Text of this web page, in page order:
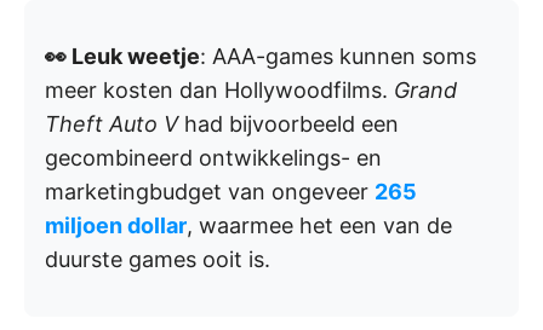
👀 Leuk weetje: AAA-games kunnen soms
meer kosten dan Hollywoodfilms. Grand
Theft Auto Vhad bijvoorbeeld een
gecombineerd ontwikkelings- en
marketingbudget van ongeveer 265
miljoen dollar, waarmee het een van de
duurste games ooit is.